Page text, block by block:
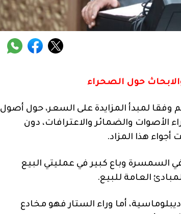
حول الصحراء
وفقا لمبدأ المزايدة على السعر، حول أصول
الأصوات والضمائر والاعترافات، دون
هذا المزاد.
السمسرة وباع كبير في عمليتي البيع
العامة للبيع.
أما وراء الستار فهو مخادع